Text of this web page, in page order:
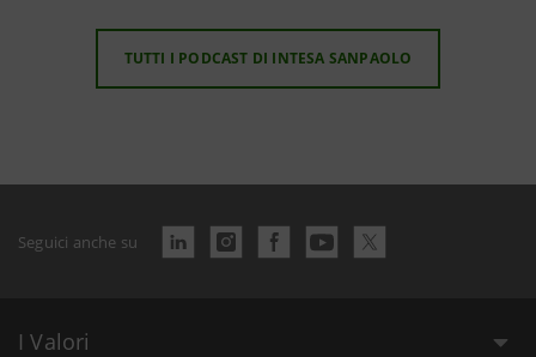
TUTTI I PODCAST DI INTESA SANPAOLO
Seguici anche su
I Valori